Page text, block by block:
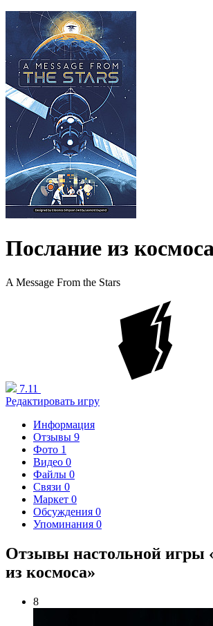
Послание из
A Message From the Stars
7.11
Редактировать игру
Информация
Отзывы 9
Фото 1
Видео 0
Файлы 0
Связи 0
Маркет 0
Обсуждения 0
Упоминания 0
Отзывы настольной игры
из космоса»
8